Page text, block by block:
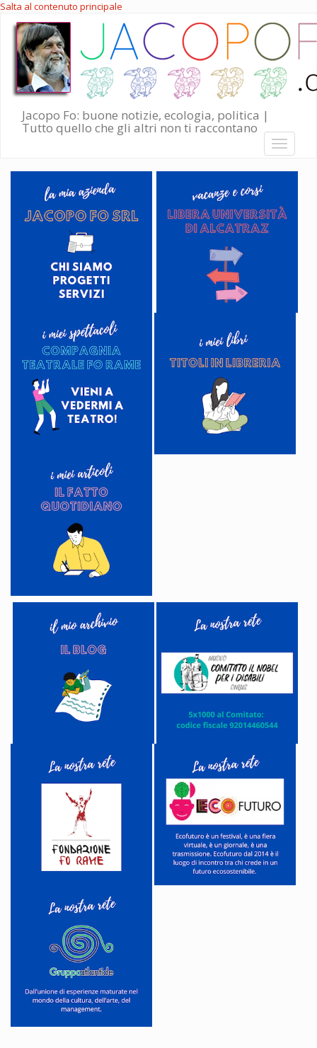
Salta al contenuto principale
Jacopo Fo: buone notizie, ecologia, politica |
Tutto quello che gli altri non ti raccontano
Toggle